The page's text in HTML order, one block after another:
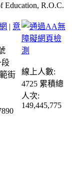
R.O.C.
| 意
段
街
線上人數:
4725 累積總
人次:
149,445,775